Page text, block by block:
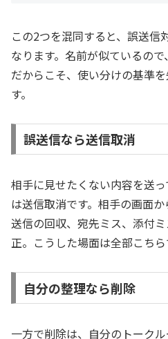
この2つを混同すると、誤送信
なります。名前が似ているので
だからこそ、使い分けの基準
す。
誤送信なら送信取消
相手に見せたくない内容を送
は送信取消です。相手の画面
送信の回収、宛先ミス、添付
正。こうした場面は全部こちら
自分の整理なら削除
一方で削除は、自分のトーク